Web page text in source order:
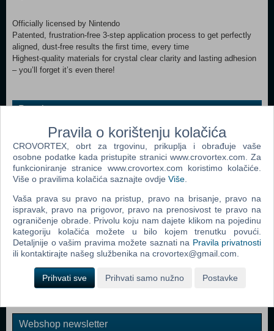
Officially licensed by Nintendo
Patented, frustration-free 3-step application process to get perfectly
aligned, dust-free results the first time, every time
Highest-quality materials for crystal clear clarity and lasting adhesion
– you’ll forget it’s even there!
Popularno
Nintendo Classic Mini Super Nintendo Enter. System
(SNES) (N)
PS Move Twin Pack VR PS4
Mitsumi FQ Keyboard Ergonomic KSX-2
PlayStation VR
PlayStation 4 500GB D Chassis Gold Lim.ed.+dodatni
Gold DS4 kont
PlayStation 4 1TB Slim D Chassis Black
Webshop newsletter
Pravila o korištenju kolačića
CROVORTEX, obrt za trgovinu, prikuplja i obrađuje vaše
osobne podatke kada pristupite stranici www.crovortex.com. Za
funkcioniranje stranice www.crovortex.com koristimo kolačiće.
Više o pravilima kolačića saznajte ovdje Više
Vaša prava su pravo na pristup, pravo na brisanje, pravo na
ispravak, pravo na prigovor, pravo na prenosivost te pravo na
ograničenje obrade. Privolu koju nam dajete klikom na pojedinu
kategoriju kolačića možete u bilo kojem trenutku povući.
Detaljnije o vašim pravima možete saznati na Pravila privatnosti
ili kontaktirajte našeg službenika na crovortex@gmail.com.
Prihvati sve Prihvati samo nužno Postavke